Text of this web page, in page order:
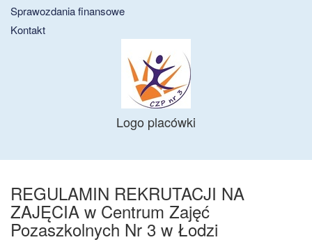
Sprawozdania finansowe
Kontakt
Logo placówki
REGULAMIN REKRUTACJI NA
ZAJĘCIA w Centrum Zajęć
Pozaszkolnych Nr 3 w Łodzi